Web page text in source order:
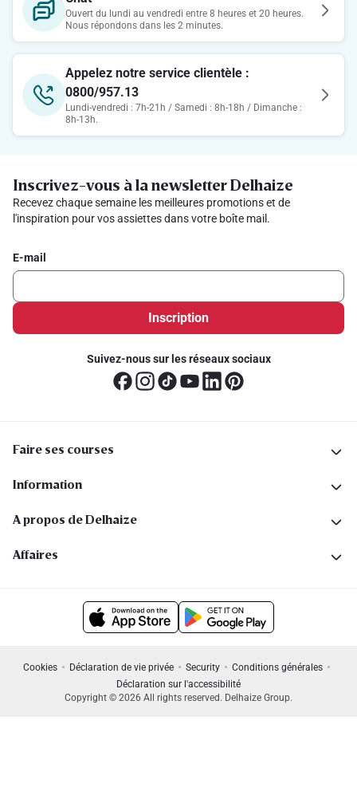
Ouvert du lundi au vendredi entre 8 heures et 20 heures.
Nous répondons dans les 2 minutes.
Appelez notre service clientèle :
0800/957.13
Lundi-vendredi : 7h-21h / Samedi : 8h-18h / Dimanche :
8h-13h.
Inscrivez-vous à la newsletter Delhaize
Recevez chaque semaine les meilleures promotions et de
l'inspiration pour vos assiettes dans votre boîte mail.
E-mail
Inscription
Suivez-nous sur les réseaux sociaux
Faire ses courses
Information
A propos de Delhaize
Affaires
Cookies Déclaration de vie privée Security
Conditions générales
Déclaration sur l'accessibilité
Copyright © 2026 All rights reserved. Delhaize Group.